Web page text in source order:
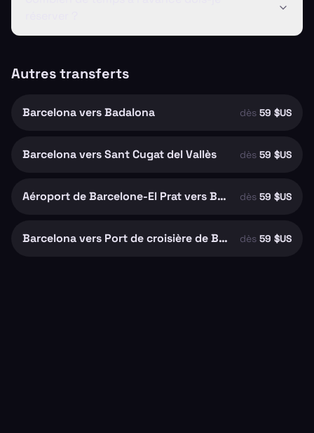
Autres transferts
Barcelona vers Badalona dès 59 $US
Barcelona vers Sant Cugat del Vallès dès 59 $US
Aéroport de Barcelone-El Prat vers Barcelona dès 59 $US
Barcelona vers Port de croisière de Barcelone dès 59 $US